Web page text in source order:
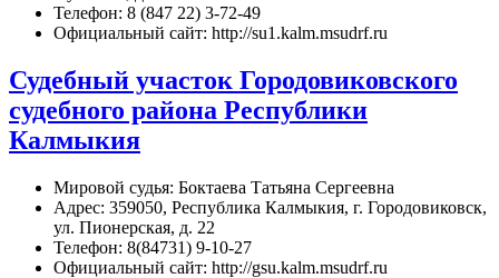
Телефон: 8 (847 22) 3-72-49
Официальный сайт: http://su1.kalm.msudrf.ru
Судебный участок Городовиковского
судебного района Республики
Калмыкия
Мировой судья: Боктаева Татьяна Сергеевна
Адрес: 359050, Республика Калмыкия, г. Городовиковск,
ул. Пионерская, д. 22
Телефон: 8(84731) 9-10-27
Официальный сайт: http://gsu.kalm.msudrf.ru